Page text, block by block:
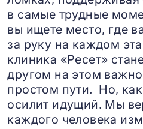
в самые трудные
вы ищете место, где
за руку на каждом
клиника «Ресет»
другом на этом
простом пути. Но,
осилит идущий. Мы
каждого человека